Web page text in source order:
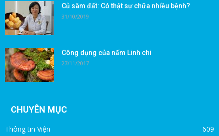
Củ sâm đất: Có thật sự chữa nhiều bệnh?
31/10/2019
Công dụng của nấm Linh chi
27/11/2017
CHUYÊN MỤC
Thông tin Viện 609